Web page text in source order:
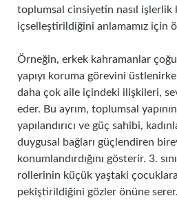
toplumsal cinsiyetin nasıl işlerlik
içselleştirildiğini anlamamız için
Örneğin, erkek kahramanlar
yapıyı koruma görevini
daha çok aile içindeki ilişkileri,
eder. Bu ayrım, toplumsal
yapılandırıcı ve güç sahibi,
duygusal bağları güçlendiren
konumlandırdığını gösterir. 3.
rollerinin küçük yaştaki
pekiştirildiğini gözler önüne serer.